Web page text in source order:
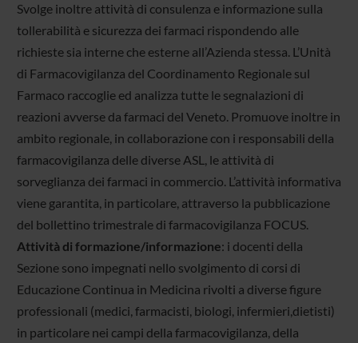
Svolge inoltre attività di consulenza e informazione sulla
tollerabilità e sicurezza dei farmaci rispondendo alle
richieste sia interne che esterne all’Azienda stessa. L’Unità
di Farmacovigilanza del Coordinamento Regionale sul
Farmaco raccoglie ed analizza tutte le segnalazioni di
reazioni avverse da farmaci del Veneto. Promuove inoltre in
ambito regionale, in collaborazione con i responsabili della
farmacovigilanza delle diverse ASL, le attività di
sorveglianza dei farmaci in commercio. L’attività informativa
viene garantita, in particolare, attraverso la pubblicazione
del bollettino trimestrale di farmacovigilanza FOCUS.
Attività di formazione/informazione: i docenti della
Sezione sono impegnati nello svolgimento di corsi di
Educazione Continua in Medicina rivolti a diverse figure
professionali (medici, farmacisti, biologi, infermieri,dietisti)
in particolare nei campi della farmacovigilanza, della